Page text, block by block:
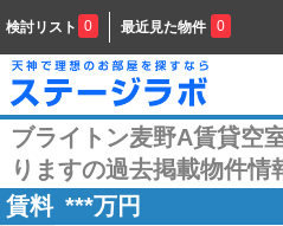
検討リスト 0 最近見た物件 0
ブライトン麦野A賃貸空
りますの過去掲載物件情
賃料 ***万円